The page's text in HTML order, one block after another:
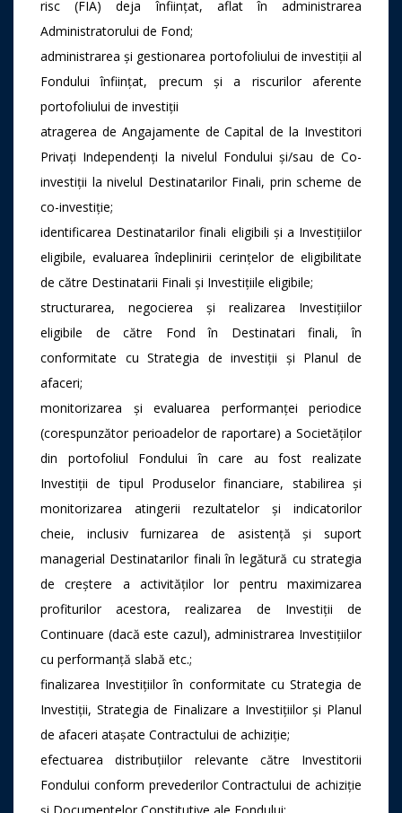
risc (FIA) deja înființat, aflat în administrarea
Administratorului de Fond;
administrarea și gestionarea portofoliului de investiții al
Fondului înființat, precum și a riscurilor aferente
portofoliului de investiții
atragerea de Angajamente de Capital de la Investitori
Privați Independenți la nivelul Fondului și/sau de Co-
investiții la nivelul Destinatarilor Finali, prin scheme de
co-investiție;
identificarea Destinatarilor finali eligibili și a Investițiilor
eligibile, evaluarea îndeplinirii cerințelor de eligibilitate
de către Destinatarii Finali și Investițiile eligibile;
structurarea, negocierea și realizarea Investițiilor
eligibile de către Fond în Destinatari finali, în
conformitate cu Strategia de investiții și Planul de
afaceri;
monitorizarea și evaluarea performanței periodice
(corespunzător perioadelor de raportare) a Societăților
din portofoliul Fondului în care au fost realizate
Investiții de tipul Produselor financiare, stabilirea și
monitorizarea atingerii rezultatelor și indicatorilor
cheie, inclusiv furnizarea de asistență și suport
managerial Destinatarilor finali în legătură cu strategia
de creștere a activităților lor pentru maximizarea
profiturilor acestora, realizarea de Investiții de
Continuare (dacă este cazul), administrarea Investițiilor
cu performanță slabă etc.;
finalizarea Investițiilor în conformitate cu Strategia de
Investiții, Strategia de Finalizare a Investițiilor și Planul
de afaceri atașate Contractului de achiziție;
efectuarea distribuțiilor relevante către Investitorii
Fondului conform prevederilor Contractului de achiziție